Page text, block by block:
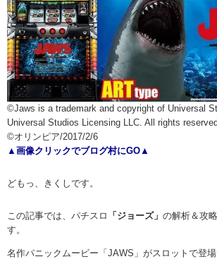
©Jaws is a trademark and copyright of Universal
Universal Studios Licensing LLC. All rights
©オリンピア/2017/2/6
▲画像クリックでブログ村にGO▲
どもっ、きくしです。
この記事では、パチスロ 「ジョーズ」 の解析＆攻
す。
名作パニックムービー「JAWS」がスロットで登場